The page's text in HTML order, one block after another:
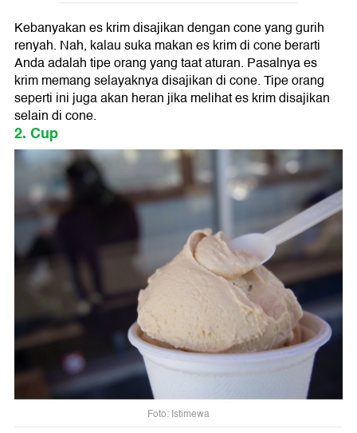
Kebanyakan es krim disajikan dengan cone yang gurih
renyah. Nah, kalau suka makan es krim di cone berarti
Anda adalah tipe orang yang taat aturan. Pasalnya es
krim memang selayaknya disajikan di cone. Tipe orang
seperti ini juga akan heran jika melihat es krim disajikan
selain di cone.
2. Cup
Foto: Istimewa